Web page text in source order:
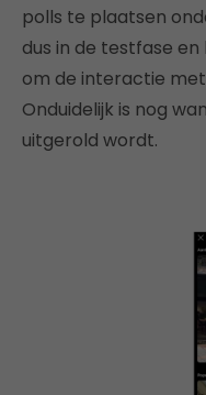
polls te plaatsen
dus in de testfase
om de interactie
Onduidelijk is nog
uitgerold wordt.